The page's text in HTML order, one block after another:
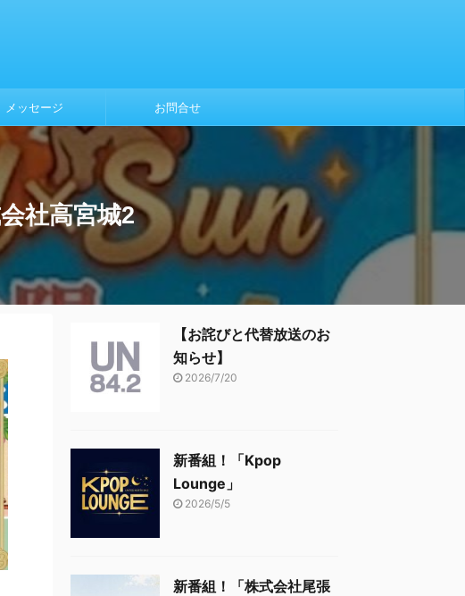
メッセージ お問合せ
社高宮城2
【お詫びと代替放送のお
知らせ】
2026/7/20
新番組！「Kpop
Lounge」
2026/5/5
新番組！「株式会社尾張